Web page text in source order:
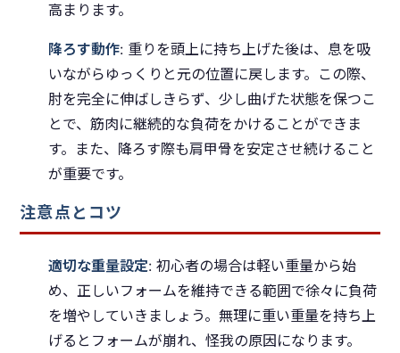
高まります。
降ろす動作: 重りを頭上に持ち上げた後は、息を吸
いながらゆっくりと元の位置に戻します。この際、
肘を完全に伸ばしきらず、少し曲げた状態を保つこ
とで、筋肉に継続的な負荷をかけることができま
す。また、降ろす際も肩甲骨を安定させ続けること
が重要です。
注意点とコツ
適切な重量設定: 初心者の場合は軽い重量から始
め、正しいフォームを維持できる範囲で徐々に負荷
を増やしていきましょう。無理に重い重量を持ち上
げるとフォームが崩れ、怪我の原因になります。